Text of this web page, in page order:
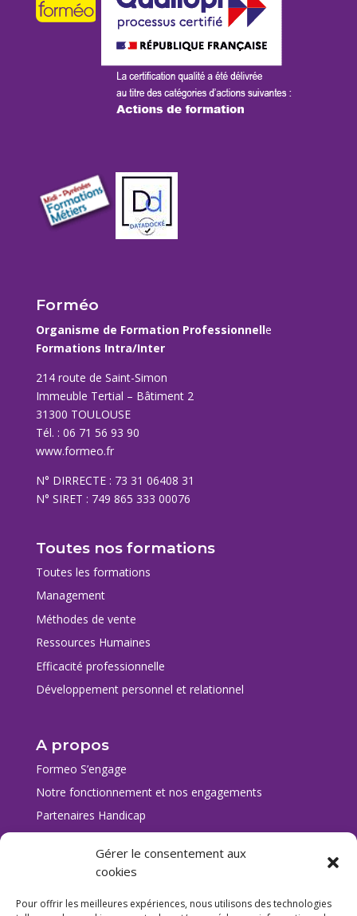
Gérer le consentement aux
cookies
Pour offrir les meilleures expériences, nous utilisons des technologies
Forméo
Organisme de Formation Professionnelle
Formations Intra/Inter
214 route de Saint-Simon
Immeuble Tertial – Bâtiment 2
31300 TOULOUSE
Tél. : 06 71 56 93 90
www.formeo.fr
N° DIRRECTE : 73 31 06408 31
N° SIRET : 749 865 333 00076
Toutes nos formations
Toutes les formations
Management
Méthodes de vente
Ressources Humaines
Efficacité professionnelle
Développement personnel et relationnel
A propos
Formeo S’engage
Notre fonctionnement et nos engagements
Partenaires Handicap